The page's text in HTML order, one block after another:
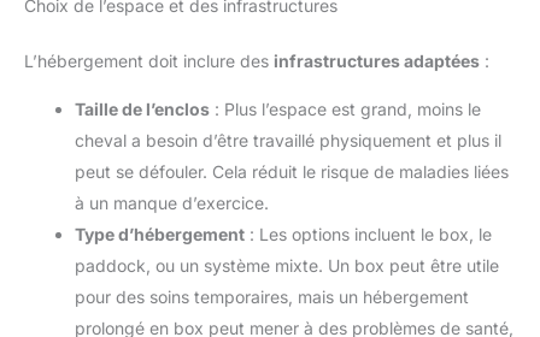
Choix de l’espace et des infrastructures
L’hébergement doit inclure des infrastructures adaptées :
Taille de l’enclos : Plus l’espace est grand, moins le
cheval a besoin d’être travaillé physiquement et plus il
peut se défouler. Cela réduit le risque de maladies liées
à un manque d’exercice.
Type d’hébergement : Les options incluent le box, le
paddock, ou un système mixte. Un box peut être utile
pour des soins temporaires, mais un hébergement
prolongé en box peut mener à des problèmes de santé,